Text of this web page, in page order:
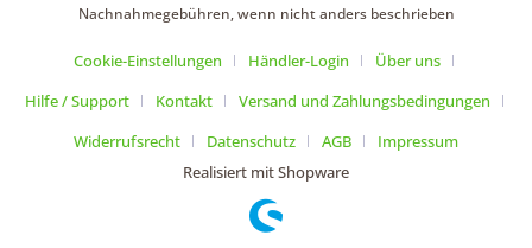
Nachnahmegebühren, wenn nicht anders beschrieben
Cookie-Einstellungen Händler-Login
Über uns
Hilfe / Support
Kontakt
Versand und Zahlungsbedingungen
Widerrufsrecht
Datenschutz AGB
Impressum
Realisiert mit Shopware